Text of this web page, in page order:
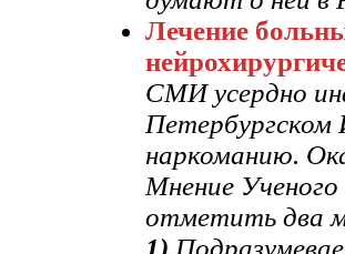
Лечение
СМИ усердно
наркоманию.
Мнение
отметить два
1)